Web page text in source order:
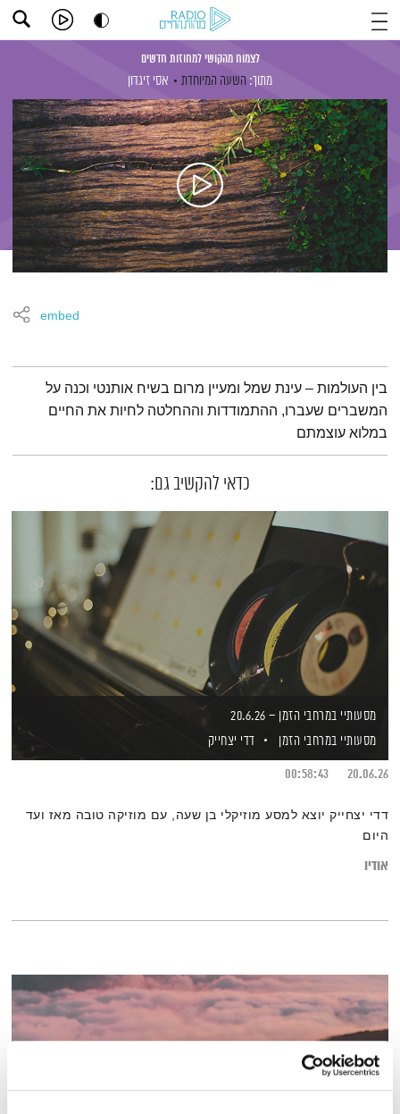
לצמוח מהקושי למחוזות חדשים
מתוך: השעה המיוחדת אסי זיגדון
embed
תמצית הפודקאסט
בין העולמות – עינת שמל ומעיין מרום בשיח אותנטי וכנה על
המשברים שעברו, ההתמודדות וההחלטה לחיות את החיים
במלוא עוצמתם
כדאי להקשיב גם:
מסעותיי במרחבי הזמן – 20.6.26
מסעותיי במרחבי הזמן
דדי יצחייק
20.06.26
00:58:43
דדי יצחייק יוצא למסע מוזיקלי בן שעה, עם מוזיקה טובה מאז ועד
היום
אודיו